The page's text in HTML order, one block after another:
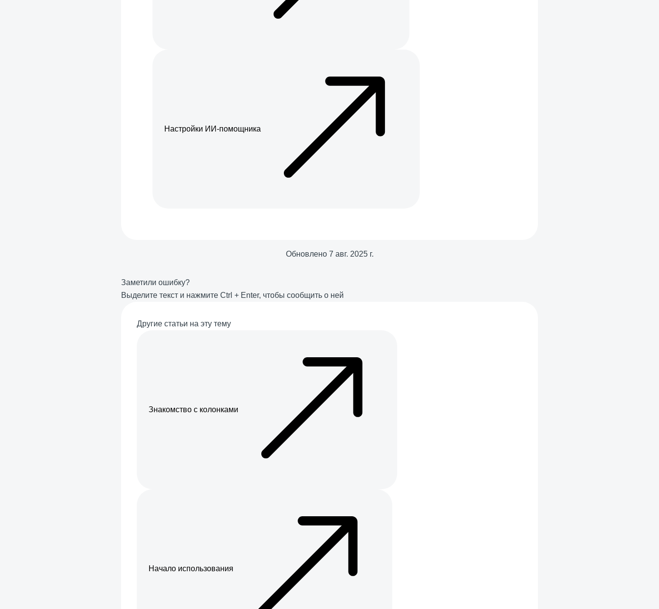
Настройки ИИ-помощника
Обновлено 7 авг. 2025 г.
Заметили ошибку?
Выделите текст и нажмите Ctrl + Enter, чтобы сообщить о ней
Другие статьи на эту тему
Знакомство с колонками
Начало использования